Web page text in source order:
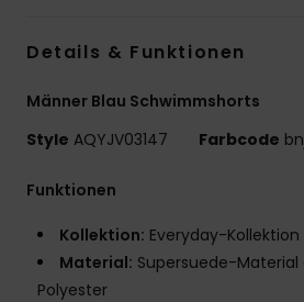
Details & Funktionen
Männer Blau Schwimmshorts
Style AQYJV03147 Farbcode
Funktionen
Kollektion: Everyday-Kollektion
Material: Supersuede-
Polyester